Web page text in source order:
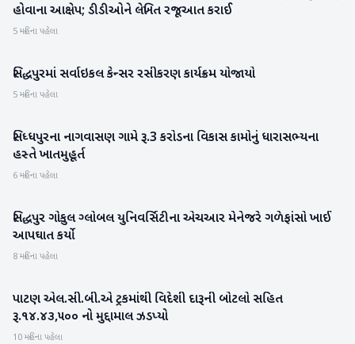
હોવાના આક્ષેપ; ડીડીઓને લેખિત રજૂઆત કરાઈ
5 મહિના પહેલા
પાટણ
સિદ્ધપુરમાં સર્વાઇકલ કેન્સર રસીકરણ કાર્યક્રમ યોજાયો
5 મહિના પહેલા
પાટણ
સિધ્ધપુરના નાગવાસણ ગામે રૂ.3 કરોડના વિકાસ કામોનું ધારાસભ્યના
હસ્તે ખાતમુહૂર્ત
6 મહિના પહેલા
પાટણ
સિદ્ધપુર ગોકુલ ગ્લોબલ યુનિવર્સિટીના એચઆર મેનેજરે ગળેફાંસો ખાઈ
આપઘાત કર્યો
8 મહિના પહેલા
પાટણ
પાટણ એલ.સી.બી.એ ટ્રકમાંથી વિદેશી દારૂની બોટલો સહિત
રૂ.૧૪.૪૩,૫૦૦ નો મુદ્દામાલ ઝડપ્યો
10 મહિના પહેલા